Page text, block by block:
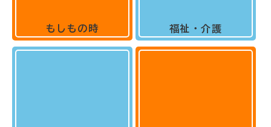
もしもの時 福祉・介護